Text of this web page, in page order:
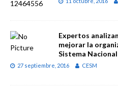
Expertos
mejorar la
Sistema
27 septiembre, 2016 CESM